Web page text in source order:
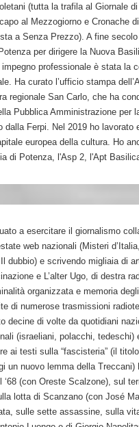
(tutta la trafila al Giornale
al Mezzogiorno e Cronache di
a Senza Prezzo). A fine
per dirigere la Nuova
professionale è stata la
Ha curato l’ufficio stampa
regionale San Carlo, che ha
Pubblica Amministrazione per
dalla Ferpi. Nel 2019 ho lavorato
europea della cultura. Ho
di Potenza, l'Asp 2, l'Apt
a esercitare il giornalismo
web nazionali (Misteri
dubbio) e scrivendo migliaia di
e L’alter Ugo, di destra
organizzata e memoria
di numerose trasmissioni
decine di volte da quotidiani
(israeliani, polacchi, tedeschi)
ai testi sulla “fascisteria” (il
un nuovo lemma della Treccani)
‘68 (con Oreste Scalzone), sul
lotta di Scanzano (con José
sulle sette assassine, sulla